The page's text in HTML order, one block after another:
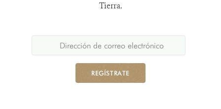
Tierra.
REGÍSTRATE